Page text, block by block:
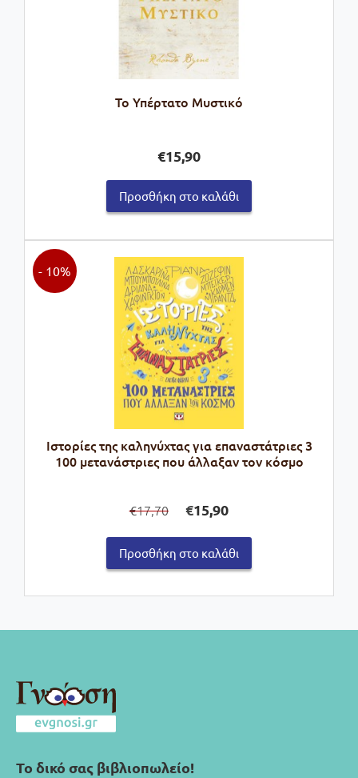
Το Υπέρτατο Μυστικό
€15,90
Προσθήκη στο καλάθι
Ιστορίες της καληνύχτας για επαναστάτριες 3
100 μετανάστριες που άλλαξαν τον κόσμο
- 10%
€17,70
price
was:
€17,70.
€15,90τρέχουσα
τιμή
είναι:
€15,90.
Προσθήκη στο καλάθι
Το δικό σας βιβλιοπωλείο!